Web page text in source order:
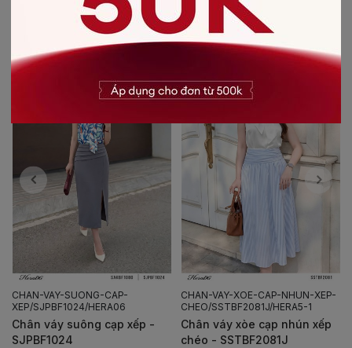
CÓ THỂ BẠN SẼ THÍCH
CHAN-VAY-SUONG-CAP-
XEP/SJPBF1024/HERA06
Chân váy suông cạp xếp -
SJPBF1024
CHAN-VAY-XOE-CAP-NHUN-XEP-
CHEO/SSTBF2081J/HERA5-1
Chân váy xòe cạp nhún xếp
chéo - SSTBF2081J